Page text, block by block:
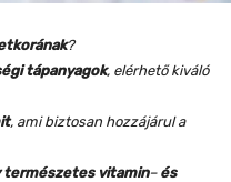
?
tápanyagok, elérhető kiváló
, ami biztosan hozzájárul a
természetes vitamin– és